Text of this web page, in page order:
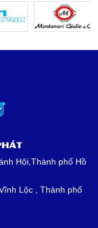
Hội,Thành phố Hồ
Lộc , Thành phố